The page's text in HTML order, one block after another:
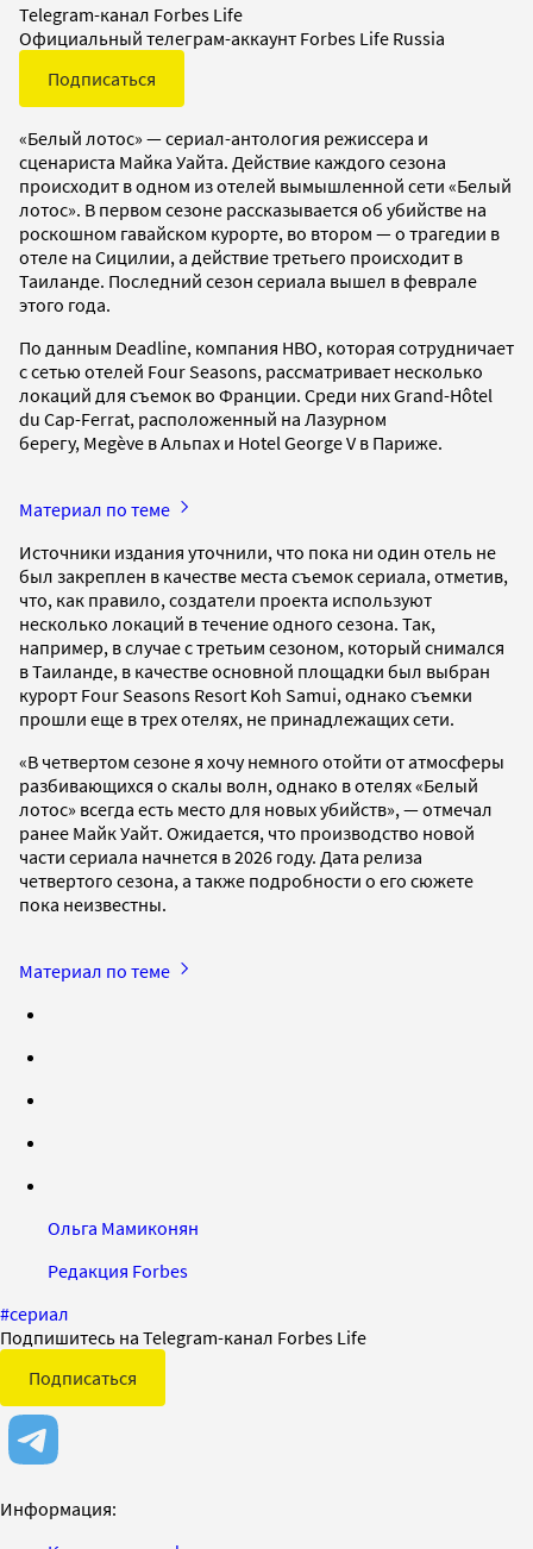
Telegram-канал Forbes Life
Официальный телеграм-аккаунт Forbes Life Russia
Подписаться
«Белый лотос» — сериал-антология режиссера и
сценариста Майка Уайта. Действие каждого сезона
происходит в одном из отелей вымышленной сети «Белый
лотос». В первом сезоне рассказывается об убийстве на
роскошном гавайском курорте, во втором — о трагедии в
отеле на Сицилии, а действие третьего происходит в
Таиланде. Последний сезон сериала вышел в феврале
этого года.
По данным Deadline, компания HBO, которая сотрудничает
с сетью отелей Four Seasons, рассматривает несколько
локаций для съемок во Франции. Среди них Grand-Hôtel
du Cap-Ferrat, расположенный на Лазурном
берегу, Megève в Альпах и Hotel George V в Париже.
Материал по теме
Источники издания уточнили, что пока ни один отель не
был закреплен в качестве места съемок сериала, отметив,
что, как правило, создатели проекта используют
несколько локаций в течение одного сезона. Так,
например, в случае с третьим сезоном, который снимался
в Таиланде, в качестве основной площадки был выбран
курорт Four Seasons Resort Koh Samui, однако съемки
прошли еще в трех отелях, не принадлежащих сети.
«В четвертом сезоне я хочу немного отойти от атмосферы
разбивающихся о скалы волн, однако в отелях «Белый
лотос» всегда есть место для новых убийств», — отмечал
ранее Майк Уайт. Ожидается, что производство новой
части сериала начнется в 2026 году. Дата релиза
четвертого сезона, а также подробности о его сюжете
пока неизвестны.
Материал по теме
Ольга Мамиконян
Редакция Forbes
#сериал
Подпишитесь на Telegram-канал Forbes Life
Подписаться
Информация: